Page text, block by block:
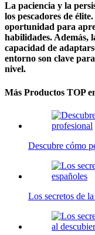
La paciencia y la
los pescadores de
oportunidad para
habilidades. Además,
capacidad de
entorno son clave
nivel.
Más Productos TOP
Descubre cómo
Los secretos de